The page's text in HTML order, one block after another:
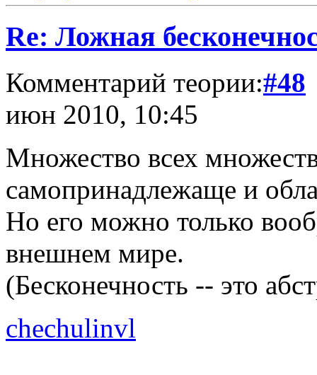
Re: Ложная
Комментарий теории:#48
июн 2010, 10:45
Множество всех
самопринадлежаще и
Но его можно только
внешнем мире.
(Бесконечность -- это
chechulinvl